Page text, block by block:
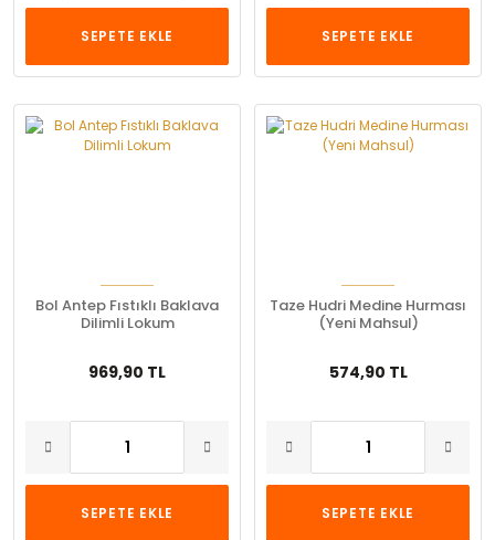
SEPETE EKLE SEPETE EKLE
Bol Antep Fıstıklı Baklava
Dilimli Lokum
969,90 TL
SEPETE EKLE
Taze Hudri Medine Hurması
(Yeni Mahsul)
574,90 TL
SEPETE EKLE